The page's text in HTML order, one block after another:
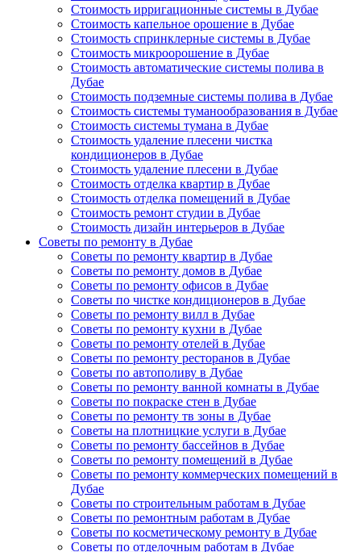
Стоимость ирригационные системы в Дубае
Стоимость капельное орошение в Дубае
Стоимость спринклерные системы в Дубае
Стоимость микроорошение в Дубае
Стоимость автоматические системы полива в
Дубае
Стоимость подземные системы полива в Дубае
Стоимость системы туманообразования в Дубае
Стоимость системы тумана в Дубае
Стоимость удаление плесени чистка
кондиционеров в Дубае
Стоимость удаление плесени в Дубае
Стоимость отделка квартир в Дубае
Стоимость отделка помещений в Дубае
Стоимость ремонт студии в Дубае
Стоимость дизайн интерьеров в Дубае
Советы по ремонту в Дубае
Советы по ремонту квартир в Дубае
Советы по ремонту домов в Дубае
Советы по ремонту офисов в Дубае
Советы по чистке кондиционеров в Дубае
Советы по ремонту вилл в Дубае
Советы по ремонту кухни в Дубае
Советы по ремонту отелей в Дубае
Советы по ремонту ресторанов в Дубае
Советы по автополиву в Дубае
Советы по ремонту ванной комнаты в Дубае
Советы по покраске стен в Дубае
Советы по ремонту тв зоны в Дубае
Советы на плотницкие услуги в Дубае
Советы по ремонту бассейнов в Дубае
Советы по ремонту помещений в Дубае
Советы по ремонту коммерческих помещений в
Дубае
Советы по строительным работам в Дубае
Советы по ремонтным работам в Дубае
Советы по косметическому ремонту в Дубае
Советы по отделочным работам в Дубае